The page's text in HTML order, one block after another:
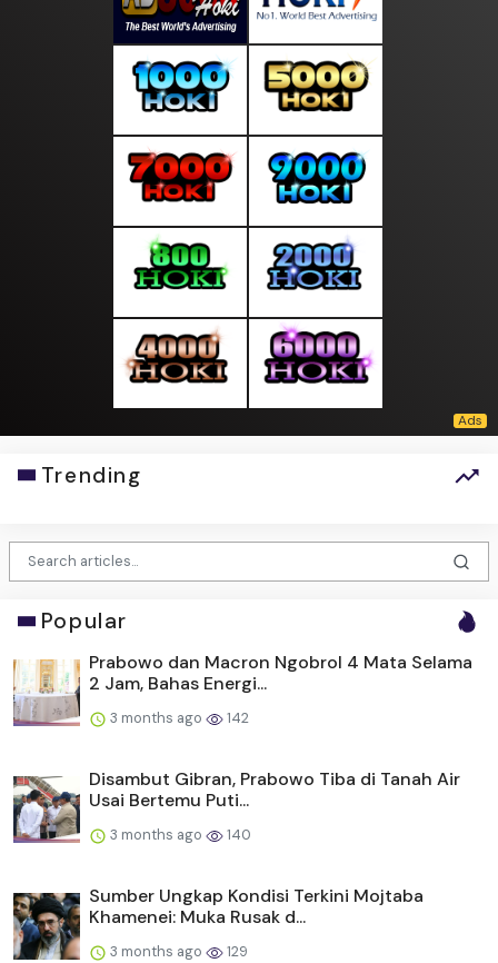
Trending
Popular
Prabowo dan Macron Ngobrol 4 Mata Selama
2 Jam, Bahas Energi...
3 months ago 142
Disambut Gibran, Prabowo Tiba di Tanah Air
Usai Bertemu Puti...
3 months ago 140
Sumber Ungkap Kondisi Terkini Mojtaba
Khamenei: Muka Rusak d...
3 months ago 129